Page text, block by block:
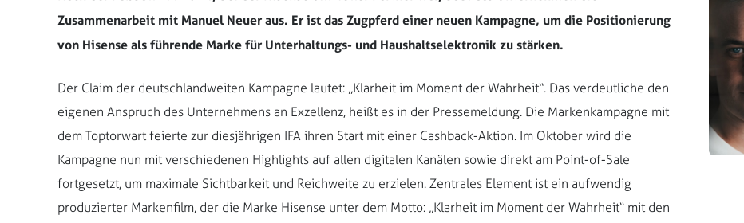
Zusammenarbeit mit Manuel Neuer aus. Er ist das Zugpferd einer neuen Kampagne, um die Positionierung
von Hisense als führende Marke für Unterhaltungs- und Haushaltselektronik zu stärken.
Der Claim der deutschlandweiten Kampagne lautet: „Klarheit im Moment der Wahrheit“. Das verdeutliche den
eigenen Anspruch des Unternehmens an Exzellenz, heißt es in der Pressemeldung. Die Markenkampagne mit
dem Toptorwart feierte zur diesjährigen IFA ihren Start mit einer Cashback-Aktion. Im Oktober wird die
Kampagne nun mit verschiedenen Highlights auf allen digitalen Kanälen sowie direkt am Point-of-Sale
fortgesetzt, um maximale Sichtbarkeit und Reichweite zu erzielen. Zentrales Element ist ein aufwendig
produzierter Markenfilm, der die Marke Hisense unter dem Motto: „Klarheit im Moment der Wahrheit“ mit den